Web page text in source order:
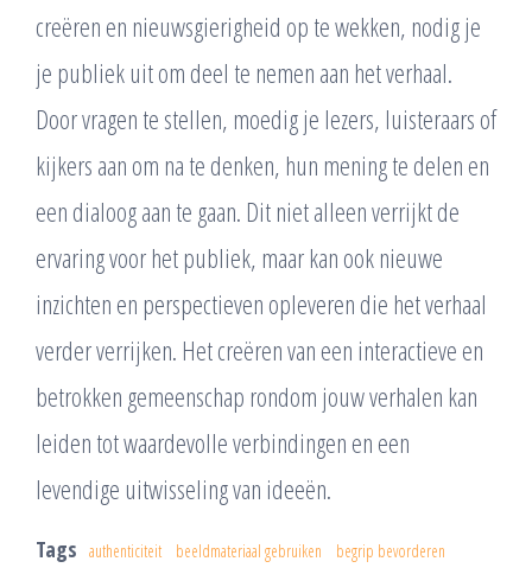
creëren en nieuwsgierigheid op te wekken, nodig je
je publiek uit om deel te nemen aan het verhaal.
Door vragen te stellen, moedig je lezers, luisteraars of
kijkers aan om na te denken, hun mening te delen en
een dialoog aan te gaan. Dit niet alleen verrijkt de
ervaring voor het publiek, maar kan ook nieuwe
inzichten en perspectieven opleveren die het verhaal
verder verrijken. Het creëren van een interactieve en
betrokken gemeenschap rondom jouw verhalen kan
leiden tot waardevolle verbindingen en een
levendige uitwisseling van ideeën.
Tags authenticiteit beeldmateriaal gebruiken begrip bevorderen